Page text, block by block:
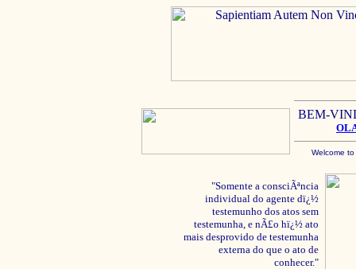
BEM-
Welcome
"Somente a consciÃªncia
individual do agente dï¿½
testemunho dos atos sem
testemunha, e nÃ£o hï¿½ ato
mais desprovido de testemunha
externa do que o ato de
conhecer."